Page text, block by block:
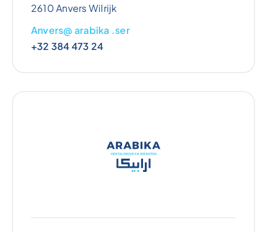
2610 Anvers Wilrijk
Anvers@ arabika .ser
+32 384 473 24